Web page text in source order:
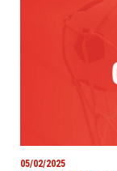
05/02/2025